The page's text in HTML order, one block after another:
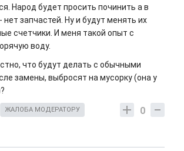
Народ будет просить починить а в
нет запчастей. Ну и будут менять их
счетчики. И меня такой опыт с
воду.
что будут делать с обычными
замены, выбросят на мусорку (она у
0
ЖАЛОБА МОДЕРАТОРУ